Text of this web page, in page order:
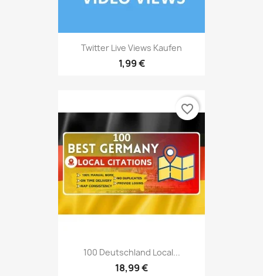
Twitter Live Views Kaufen
1,99 €
100 Deutschland Local...
18,99 €
favorite_border